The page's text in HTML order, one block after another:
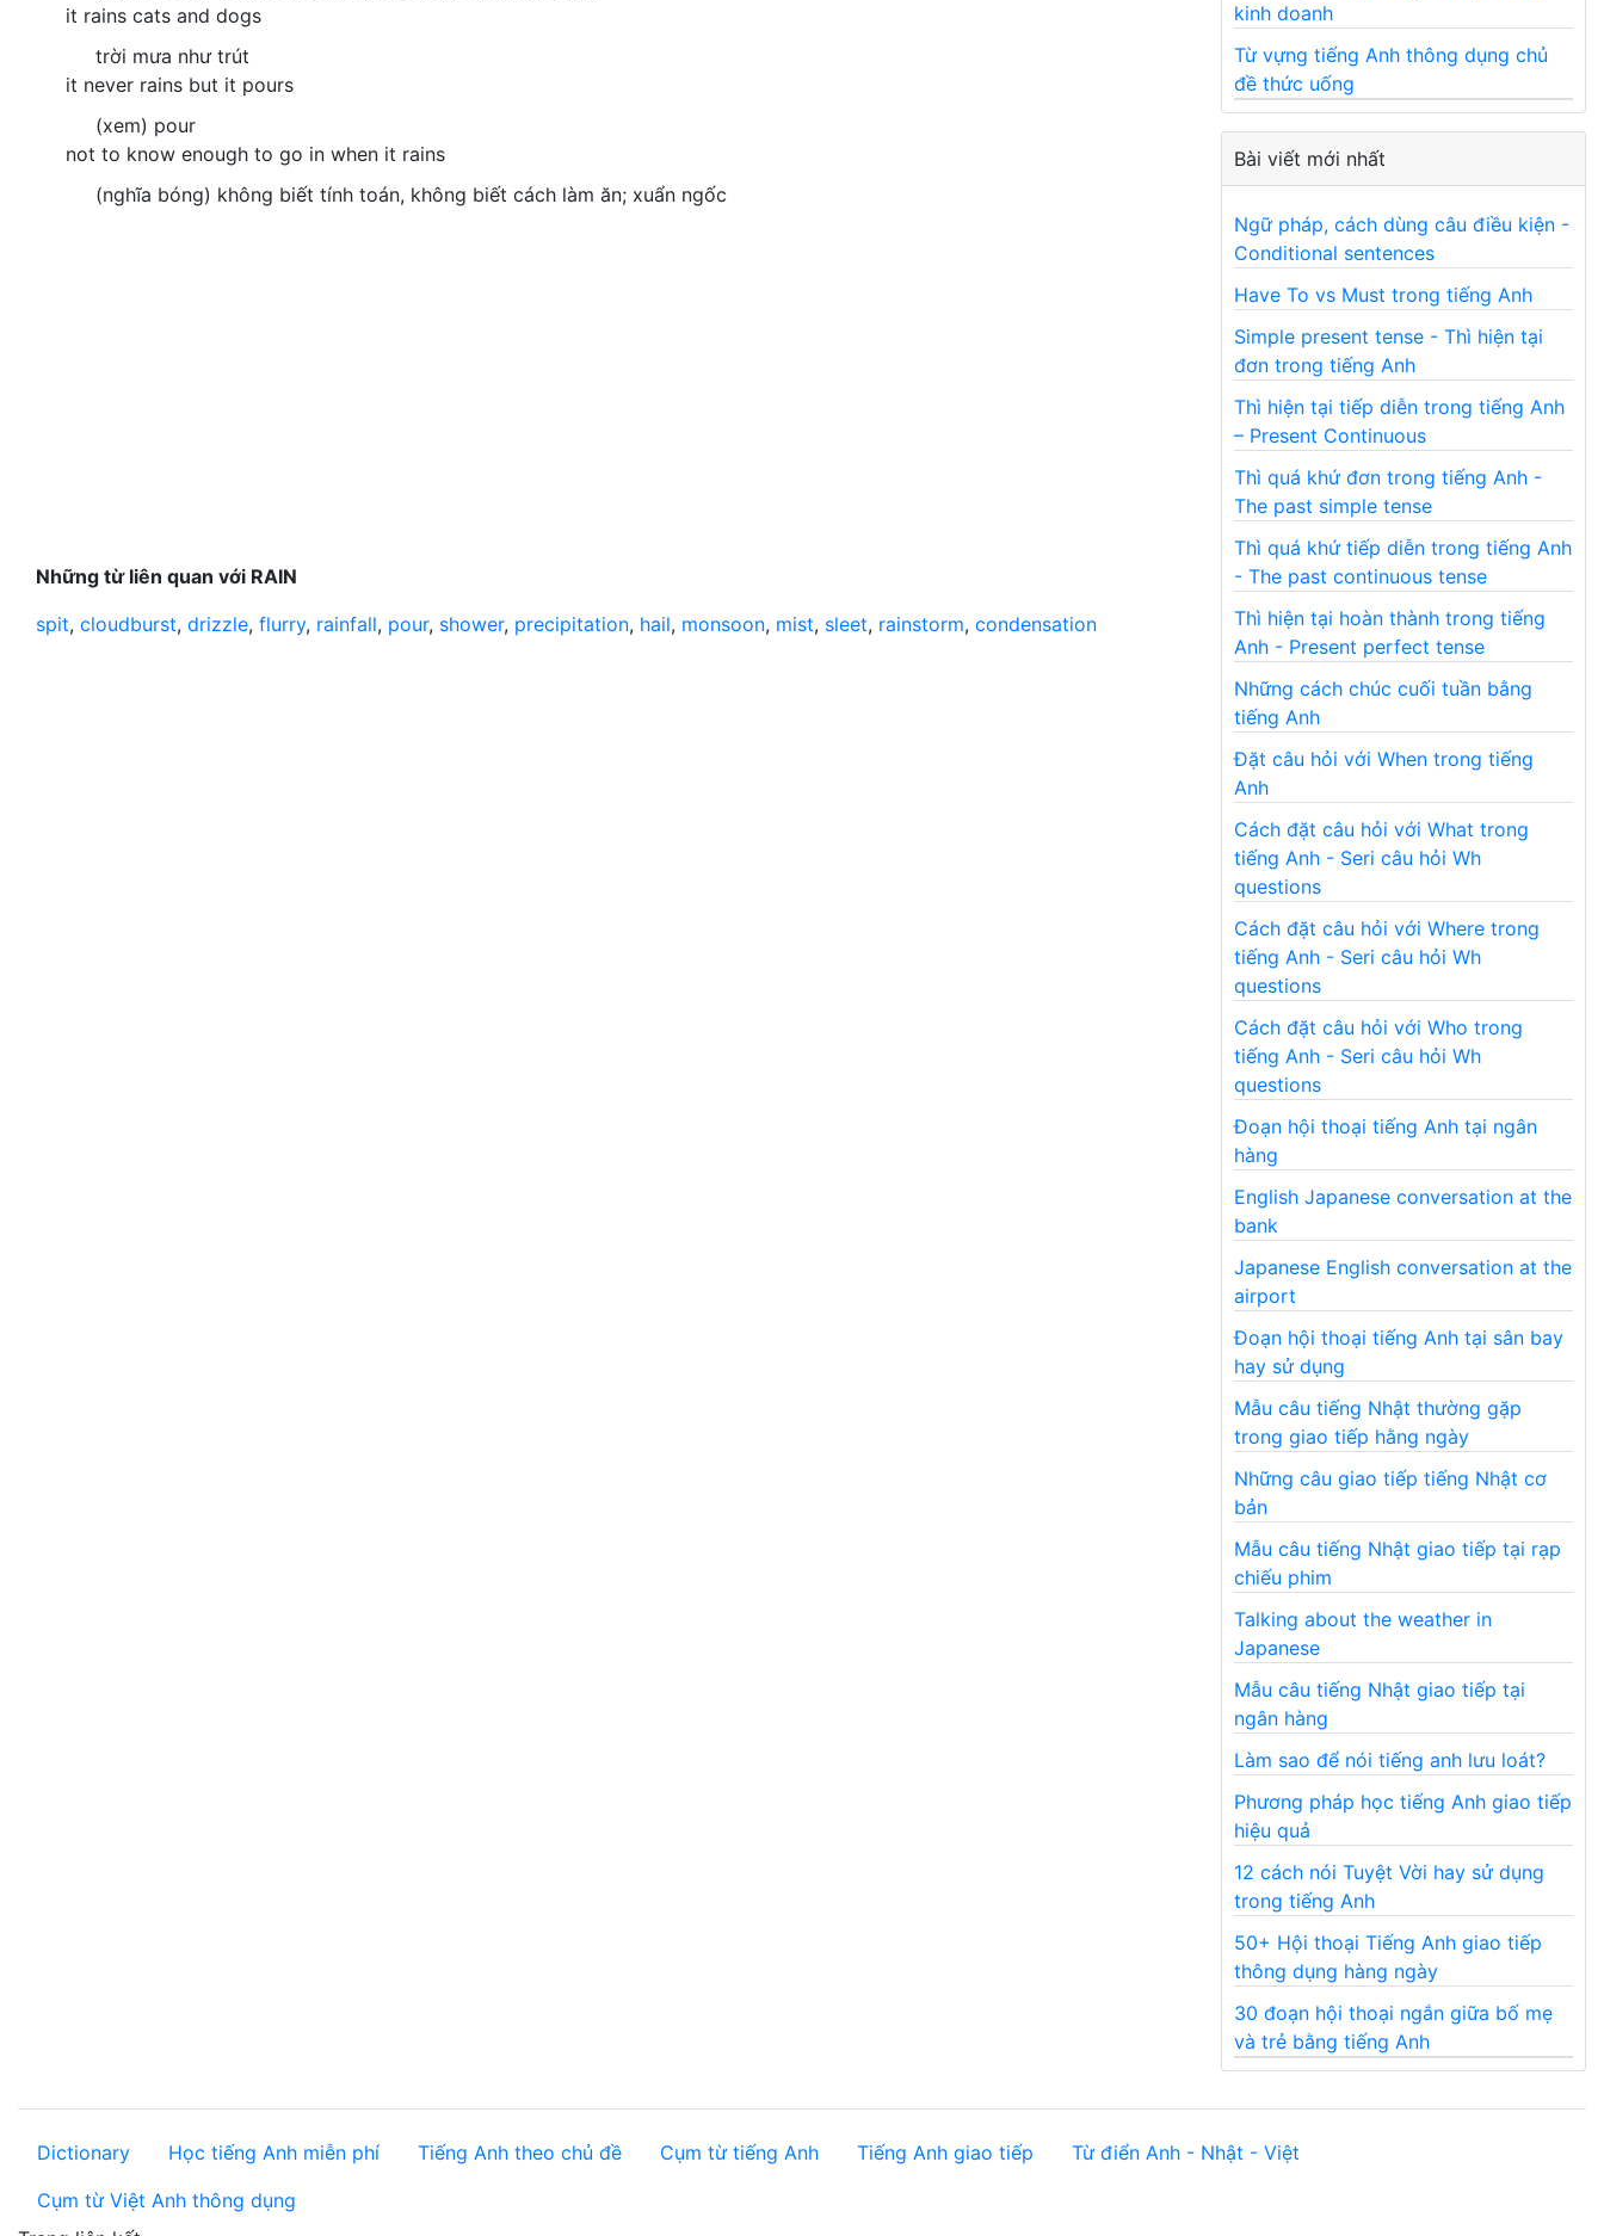
it rains cats and dogs
trời mưa như trút
it never rains but it pours
(xem) pour
not to know enough to go in when it rains
(nghĩa bóng) không biết tính toán, không biết cách làm ăn; xuẩn ngốc
Những từ liên quan với RAIN
spit, cloudburst, drizzle, flurry, rainfall, pour, shower, precipitation, hail, monsoon, mist, sleet, rainstorm, condensation
kinh doanh
Từ vựng tiếng Anh thông dụng chủ
đề thức uống
Bài viết mới nhất
Ngữ pháp, cách dùng câu điều kiện -
Conditional sentences
Have To vs Must trong tiếng Anh
Simple present tense - Thì hiện tại
đơn trong tiếng Anh
Thì hiện tại tiếp diễn trong tiếng Anh
– Present Continuous
Thì quá khứ đơn trong tiếng Anh -
The past simple tense
Thì quá khứ tiếp diễn trong tiếng Anh
- The past continuous tense
Thì hiện tại hoàn thành trong tiếng
Anh - Present perfect tense
Những cách chúc cuối tuần bằng
tiếng Anh
Đặt câu hỏi với When trong tiếng
Anh
Cách đặt câu hỏi với What trong
tiếng Anh - Seri câu hỏi Wh
questions
Cách đặt câu hỏi với Where trong
tiếng Anh - Seri câu hỏi Wh
questions
Cách đặt câu hỏi với Who trong
tiếng Anh - Seri câu hỏi Wh
questions
Đoạn hội thoại tiếng Anh tại ngân
hàng
English Japanese conversation at the
bank
Japanese English conversation at the
airport
Đoạn hội thoại tiếng Anh tại sân bay
hay sử dụng
Mẫu câu tiếng Nhật thường gặp
trong giao tiếp hằng ngày
Những câu giao tiếp tiếng Nhật cơ
bản
Mẫu câu tiếng Nhật giao tiếp tại rạp
chiếu phim
Talking about the weather in
Japanese
Mẫu câu tiếng Nhật giao tiếp tại
ngân hàng
Làm sao để nói tiếng anh lưu loát?
Phương pháp học tiếng Anh giao tiếp
hiệu quả
12 cách nói Tuyệt Vời hay sử dụng
trong tiếng Anh
50+ Hội thoại Tiếng Anh giao tiếp
thông dụng hàng ngày
30 đoạn hội thoại ngắn giữa bố mẹ
và trẻ bằng tiếng Anh
Dictionary Học tiếng Anh miễn phí Tiếng Anh theo chủ đề Cụm từ tiếng Anh Tiếng Anh giao tiếp
Từ điển Anh - Nhật - Việt
Cụm từ Việt Anh thông dụng